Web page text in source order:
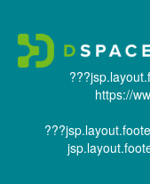
https://